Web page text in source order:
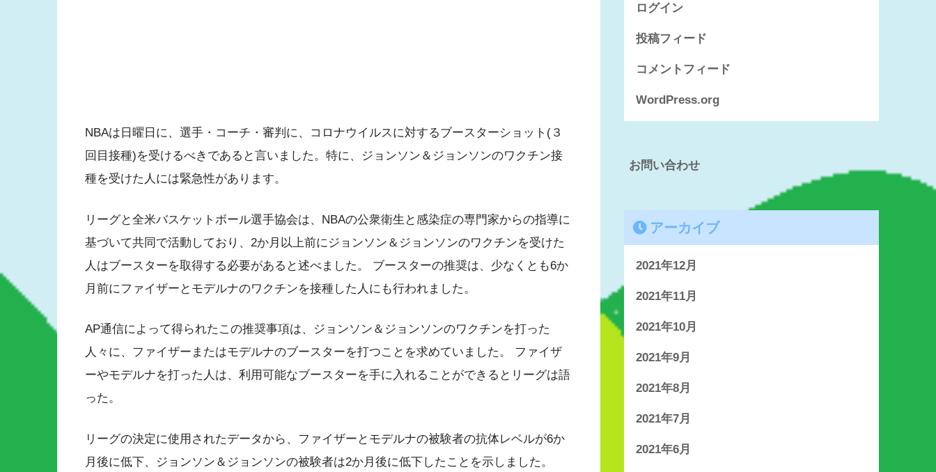
NBAは日曜日に、選手・コーチ・審判に、コロナウイルスに対するブースターショット(３
回目接種)を受けるべきであると言いました。特に、ジョンソン＆ジョンソンのワクチン接
種を受けた人には緊急性があります。
リーグと全米バスケットボール選手協会は、NBAの公衆衛生と感染症の専門家からの指導に
基づいて共同で活動しており、2か月以上前にジョンソン＆ジョンソンのワクチンを受けた
人はブースターを取得する必要があると述べました。 ブースターの推奨は、少なくとも6か
月前にファイザーとモデルナのワクチンを接種した人にも行われました。
AP通信によって得られたこの推奨事項は、ジョンソン＆ジョンソンのワクチンを打った
人々に、ファイザーまたはモデルナのブースターを打つことを求めていました。 ファイザ
ーやモデルナを打った人は、利用可能なブースターを手に入れることができるとリーグは語
った。
リーグの決定に使用されたデータから、ファイザーとモデルナの被験者の抗体レベルが6か
月後に低下、ジョンソン＆ジョンソンの被験者は2か月後に低下したことを示しました。
ログイン
投稿フィード
コメントフィード
WordPress.org
お問い合わせ
アーカイブ
2021年12月
2021年11月
2021年10月
2021年9月
2021年8月
2021年7月
2021年6月